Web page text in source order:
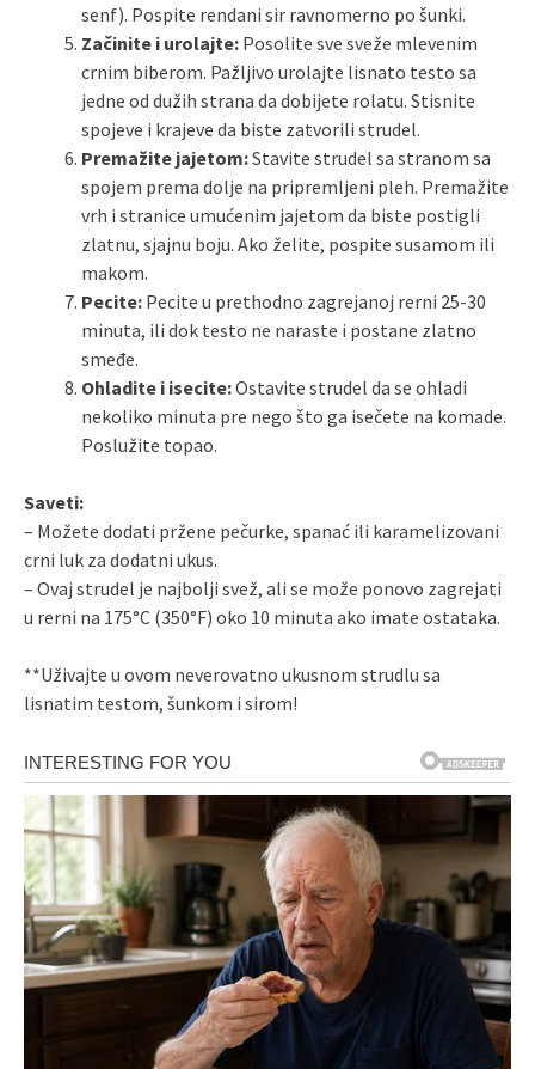
senf). Pospite rendani sir ravnomerno po šunki.
Začinite i urolajte: Posolite sve sveže mlevenim
crnim biberom. Pažljivo urolajte lisnato testo sa
jedne od dužih strana da dobijete rolatu. Stisnite
spojeve i krajeve da biste zatvorili strudel.
Premažite jajetom:Stavite strudel sa stranom sa
spojem prema dolje na pripremljeni pleh. Premažite
vrh i stranice umućenim jajetom da biste postigli
zlatnu, sjajnu boju. Ako želite, pospite susamom ili
makom.
Pecite: Pecite u prethodno zagrejanoj rerni 25-30
minuta, ili dok testo ne naraste i postane zlatno
smeđe.
Ohladite i isecite:Ostavite strudel da se ohladi
nekoliko minuta pre nego što ga isečete na komade.
Poslužite topao.
Saveti:
– Možete dodati pržene pečurke, spanać ili karamelizovani
crni luk za dodatni ukus.
– Ovaj strudel je najbolji svež, ali se može ponovo zagrejati
u rerni na 175°C (350°F) oko 10 minuta ako imate ostataka.
**Uživajte u ovom neverovatno ukusnom strudlu sa
lisnatim testom, šunkom i sirom!